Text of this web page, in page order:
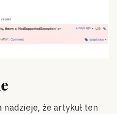
nadzieje, że artykuł ten